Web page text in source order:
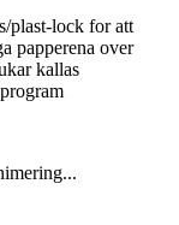
plast-lock for att
papperena over
kallas